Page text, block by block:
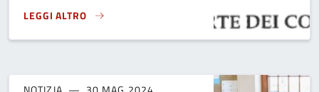
LEGGI ALTRO
LA CORTE DEI CONTI APPROVA IL PIANO DI RIEQUILIBRIO